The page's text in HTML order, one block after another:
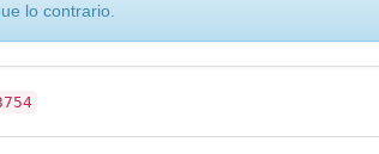
lo contrario.